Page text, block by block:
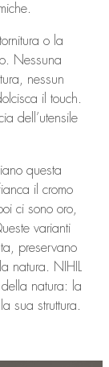
o la
Nessuna
nessun
il touch.
dell’utensile
questa
il cromo
ci sono oro,
varianti
preservano
natura. NIHIL
della natura: la
sua struttura.